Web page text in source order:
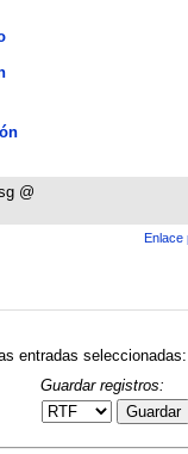
@
Enlace
entradas seleccionadas:
Guardar registros:
Guardar